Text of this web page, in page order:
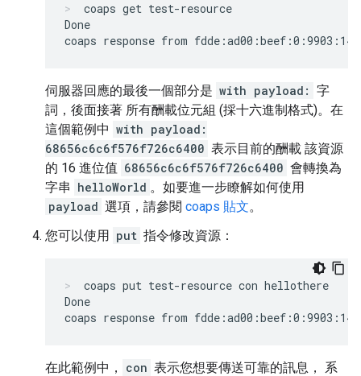
coaps get test-resource
Done
伺服器回應的最後一個部分是 with payload: 字
詞，後面接著 所有酬載位元組 (採十六進制格式)。在
這個範例中 with payload:
68656c6c6f576f726c6400 表示目前的酬載 該資源
的 16 進位值 68656c6c6f576f726c6400 會轉換為
字串 helloWorld 。如要進一步瞭解如何使用
payload 選項，請參閱 coaps 貼文。
您可以使用 put 指令修改資源：
coaps put test-resource con hellothere
Done
在此範例中， con 表示您想要傳送可靠的訊息， 系